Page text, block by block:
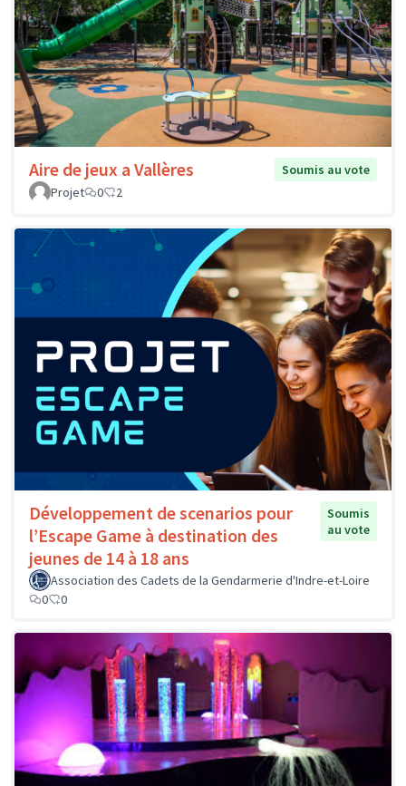
Aire de jeux a Vallères
Soumis au vote
Projet
0 2
Développement de scenarios pour
l’Escape Game à destination des
jeunes de 14 à 18 ans
Soumis
au vote
Association des Cadets de la Gendarmerie d'Indre-et-Loire
0
0